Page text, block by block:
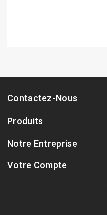
Contactez-Nous
Produits
Notre Entreprise
Votre Compte